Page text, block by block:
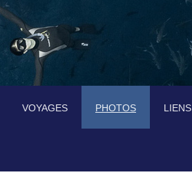
VOYAGES PHOTOS LIENS